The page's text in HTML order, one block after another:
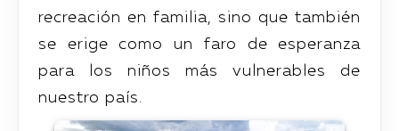
recreación en familia, sino que también
se erige como un faro de esperanza
para los niños más vulnerables de
nuestro país.